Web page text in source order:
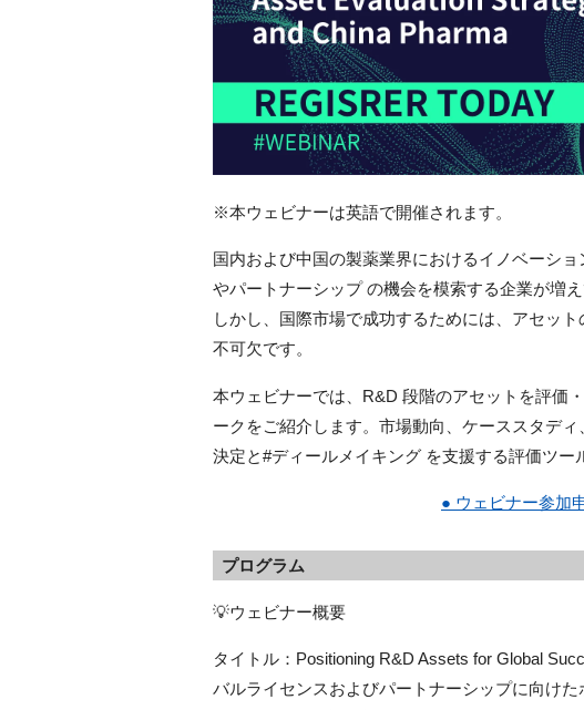
※本ウェビナーは英語で開催されます。
国内および中国の製薬業界におけるイノベーシ
やパートナーシップ の機会を模索する企業が増え
しかし、国際市場で成功するためには、アセッ
不可欠です。
本ウェビナーでは、R&D 段階のアセットを評価
ークをご紹介します。市場動向、ケーススタデ
決定と#ディールメイキング を支援する評価ツー
● ウェビナー参加
プログラム
💡ウェビナー概要
タイトル：Positioning R&D Assets for Global
バルライセンスおよびパートナーシップに向け